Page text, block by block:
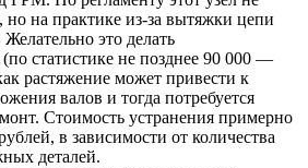
но на практике из-за вытяжки цепи
Желательно это делать
(по статистике не позднее 90 000 —
растяжение может привести к
валов и тогда потребуется
Стоимость устранения примерно
в зависимости от количества
деталей.